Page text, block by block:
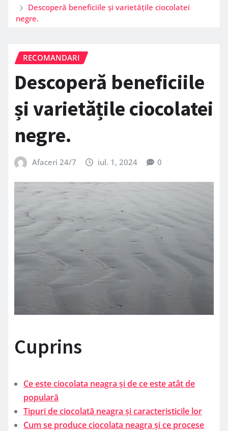
Descoperă beneficiile și varietățile ciocolatei
negre.
RECOMANDARI
Descoperă beneficiile
și varietățile ciocolatei
negre.
Afaceri 24/7 iul. 1, 2024 0
Cuprins
Ce este ciocolata neagra și de ce este atât de
populară
Tipuri de ciocolată neagra și caracteristicile lor
Cum se produce ciocolata neagra și ce procese